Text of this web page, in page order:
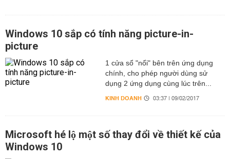
Windows 10 sắp có tính năng picture-in-
picture
1 cửa sổ "nổi" bên trên ứng dụng
chính, cho phép người dùng sử
dụng 2 ứng dụng cùng lúc trên...
KINH DOANH 03:37 | 09/02/2017
Microsoft hé lộ một số thay đổi về thiết kế của
Windows 10